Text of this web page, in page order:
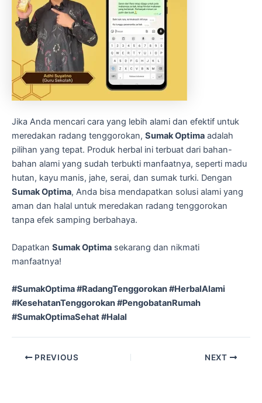
Jika Anda mencari cara yang lebih alami dan efektif untuk
meredakan radang tenggorokan, Sumak Optima adalah
pilihan yang tepat. Produk herbal ini terbuat dari bahan-
bahan alami yang sudah terbukti manfaatnya, seperti madu
hutan, kayu manis, jahe, serai, dan sumak turki. Dengan
Sumak Optima, Anda bisa mendapatkan solusi alami yang
aman dan halal untuk meredakan radang tenggorokan
tanpa efek samping berbahaya.
Dapatkan Sumak Optima sekarang dan nikmati
manfaatnya!
#SumakOptima #RadangTenggorokan #HerbalAlami
#KesehatanTenggorokan #PengobatanRumah
#SumakOptimaSehat #Halal
PREVIOUS NEXT